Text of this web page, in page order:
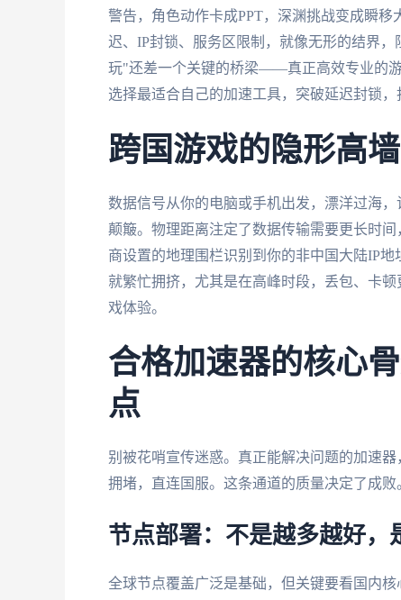
警告，角色动作卡成PPT，深渊挑战变成瞬
迟、IP封锁、服务区限制，就像无形的结界
玩"还差一个关键的桥梁——真正高效专业的
选择最适合自己的加速工具，突破延迟封锁，
跨国游戏的隐形高
数据信号从你的电脑或手机出发，漂洋过海
颠簸。物理距离注定了数据传输需要更长时
商设置的地理围栏识别到你的非中国大陆IP
就繁忙拥挤，尤其是在高峰时段，丢包、卡
戏体验。
合格加速器的核心
点
别被花哨宣传迷惑。真正能解决问题的加速
拥堵，直连国服。这条通道的质量决定了成败
节点部署：不是越多越好，
全球节点覆盖广泛是基础，但关键要看国内